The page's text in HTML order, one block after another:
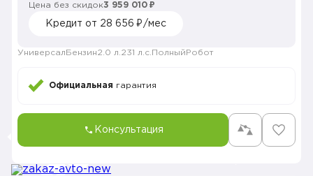
Цена без скидок3 959 010 ₽
Кредит от 28 656 ₽/мес
Универсал Бензин2.0 л. 231 л.с. Полный Робот
Официальная гарантия
Консультация